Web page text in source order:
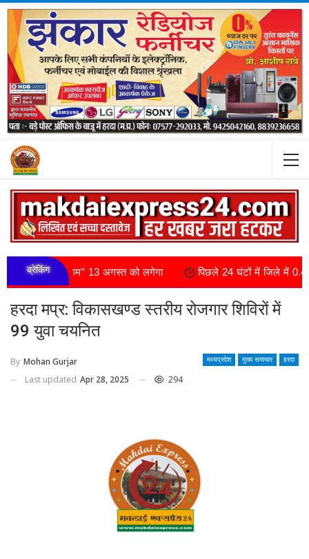
ब्रेकिंग
संगम’’ 13 अगस्त को लगेगा
पिछले 24 घंटों में जिले में 0.4 मि.मी. औसत
हरदा मप्र: विकासखण्ड स्तरीय रोजगार शिविरों में
99 युवा चयनित
मध्यप्रदेश मुख्य समाचार हरदा
By Mohan Gurjar
Last updated Apr 28, 2025 294